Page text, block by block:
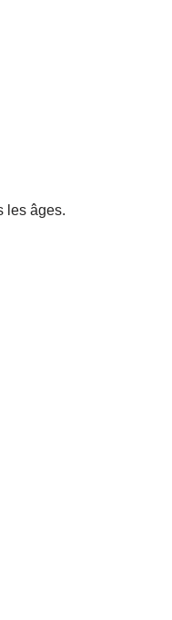
les âges.